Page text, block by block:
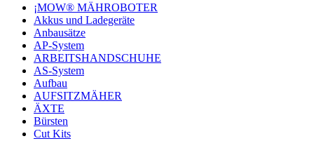
¡MOW® MÄHROBOTER
Akkus und Ladegeräte
Anbausätze
AP-System
ARBEITSHANDSCHUHE
AS-System
Aufbau
AUFSITZMÄHER
ÄXTE
Bürsten
Cut Kits